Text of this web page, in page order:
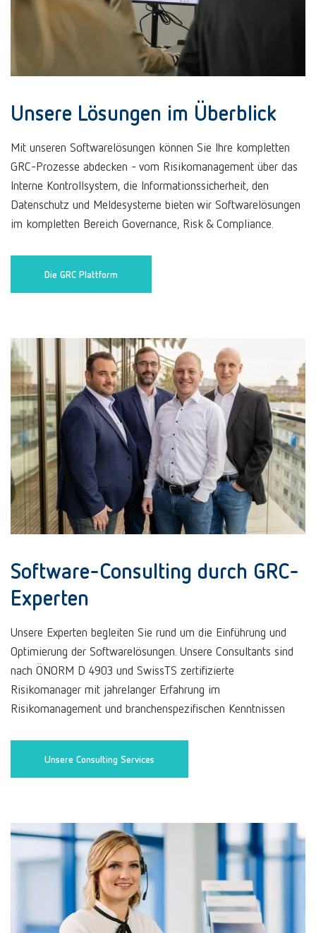
Unsere Lösungen im Überblick
Mit unseren Softwarelösungen können Sie Ihre kompletten
GRC-Prozesse abdecken - vom Risikomanagement über das
Interne Kontrollsystem, die Informationssicherheit, den
Datenschutz und Meldesysteme bieten wir Softwarelösungen
im kompletten Bereich Governance, Risk & Compliance.
Die GRC Plattform
Software-Consulting durch GRC-
Experten
Unsere Experten begleiten Sie rund um die Einführung und
Optimierung der Softwarelösungen. Unsere Consultants sind
nach ÖNORM D 4903 und SwissTS zertifizierte
Risikomanager mit jahrelanger Erfahrung im
Risikomanagement und branchenspezifischen Kenntnissen
Unsere Consulting Services